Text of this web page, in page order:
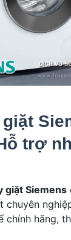
trợ
giặt Siemens
chuyên
chính hãng,